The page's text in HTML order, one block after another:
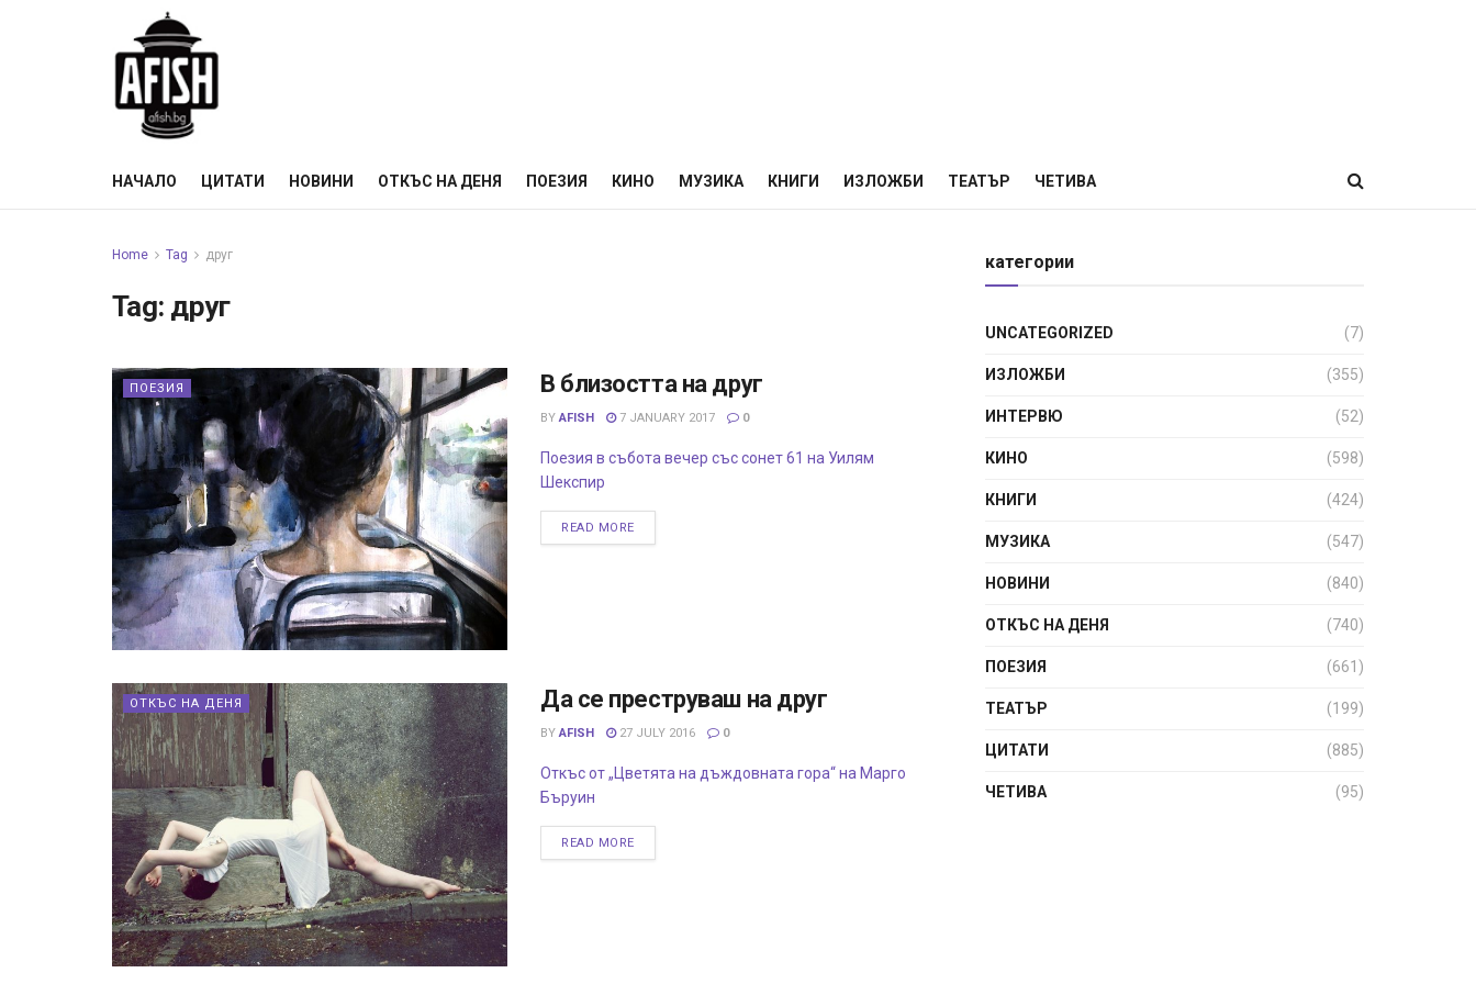
НАЧАЛО ЦИТАТИ НОВИНИ ОТКЪС НА ДЕНЯ ПОЕЗИЯ КИНО МУЗИКА КНИГИ ИЗЛОЖБИ ТЕАТЪР ЧЕТИВА
Home Tag друг
Tag: друг
ПОЕЗИЯ В близостта на друг
BY AFISH 7 JANUARY 2017 0
Поезия в събота вечер със сонет 61 на Уилям
Шекспир
READ MORE
ОТКЪС НА ДЕНЯ Да се преструваш на друг
BY AFISH 27 JULY 2016 0
Откъс от „Цветята на дъждовната гора“ на Марго
Бъруин
READ MORE
категории
UNCATEGORIZED (7)
ИЗЛОЖБИ (355)
ИНТЕРВЮ (52)
КИНО (598)
КНИГИ (424)
МУЗИКА (547)
НОВИНИ (840)
ОТКЪС НА ДЕНЯ (740)
ПОЕЗИЯ (661)
ТЕАТЪР (199)
ЦИТАТИ (885)
ЧЕТИВА (95)